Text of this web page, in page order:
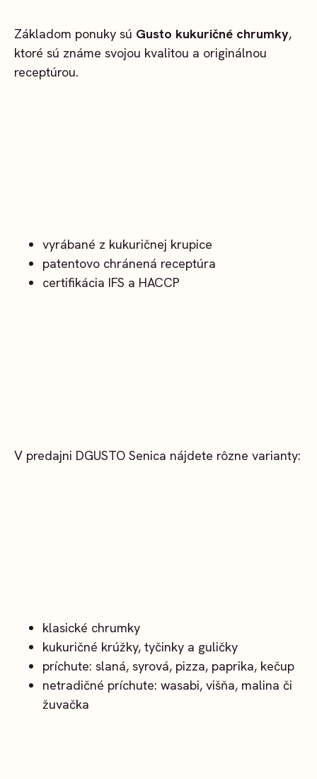
Základom ponuky sú Gusto kukuričné chrumky,
ktoré sú známe svojou kvalitou a originálnou
receptúrou.
vyrábané z kukuričnej krupice
patentovo chránená receptúra
certifikácia IFS a HACCP
V predajni DGUSTO Senica nájdete rôzne varianty:
klasické chrumky
kukuričné krúžky, tyčinky a guličky
príchute: slaná, syrová, pizza, paprika, kečup
netradičné príchute: wasabi, višňa, malina či
žuvačka